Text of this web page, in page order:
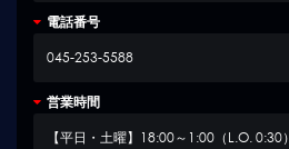
電話番号
045-253-5588
営業時間
【平日・土曜】18:00～1:00（L.O. 0:30）